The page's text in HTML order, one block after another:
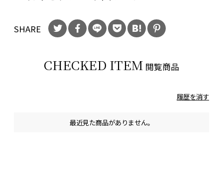
SHARE
CHECKED ITEM 閲覧商品
履歴を消す
最近見た商品がありません。